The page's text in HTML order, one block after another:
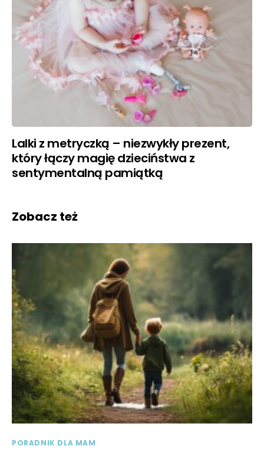
Lalki z metryczką – niezwykły prezent,
który łączy magię dzieciństwa z
sentymentalną pamiątką
Zobacz też
PORADNIK DLA MAM